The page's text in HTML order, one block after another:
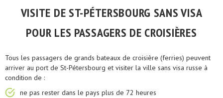
VISITE DE ST-PÉTERSBOURG SANS VISA
POUR LES PASSAGERS DE CROISIÈRES
Tous les passagers de grands bateaux de croisière (ferries) peuvent
arriver au port de St-Pétersbourg et visiter la ville sans visa russe à
condition de :
ne pas rester dans le pays plus de 72 heures